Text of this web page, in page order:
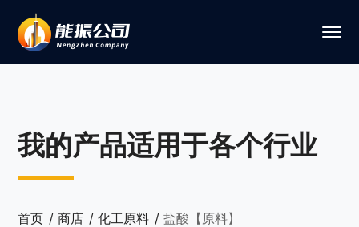
我的产品适用于各个行业
首页 商店 化工原料 盐酸【原料】